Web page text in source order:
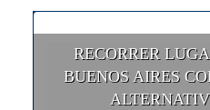
RECORRER
BUENOS AIRES